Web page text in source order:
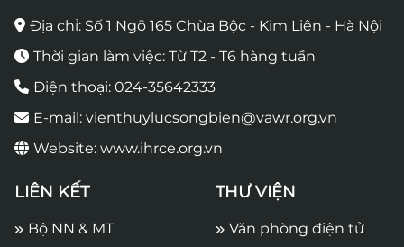
Địa chỉ: Số 1 Ngõ 165 Chùa Bộc - Kim Liên - Hà Nội
Thời gian làm việc: Từ T2 - T6 hàng tuần
Điện thoại: 024-35642333
E-mail: vienthuylucsongbien@vawr.org.vn
Website: www.ihrce.org.vn
LIÊN KẾT
Bộ NN & MT
THƯ VIỆN
Văn phòng điện tử